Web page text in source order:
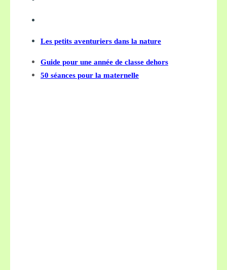
Les petits aventuriers dans la nature
Guide pour une année de classe dehors
50 séances pour la maternelle